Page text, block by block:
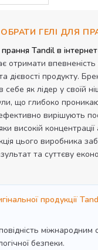
ГЕЛІ ДЛЯ
Tandil в
отримати
дієвості продукту.
як лідер у своїй
що глибоко
вирішують
високій
цього виробника
та суттєву
продукції
міжнародним
безпеки.